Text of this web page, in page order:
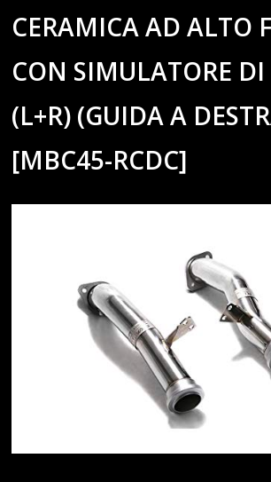
CERAMICA AD ALTO
CON SIMULATORE
(L+R) (GUIDA A
[MBC45-RCDC]